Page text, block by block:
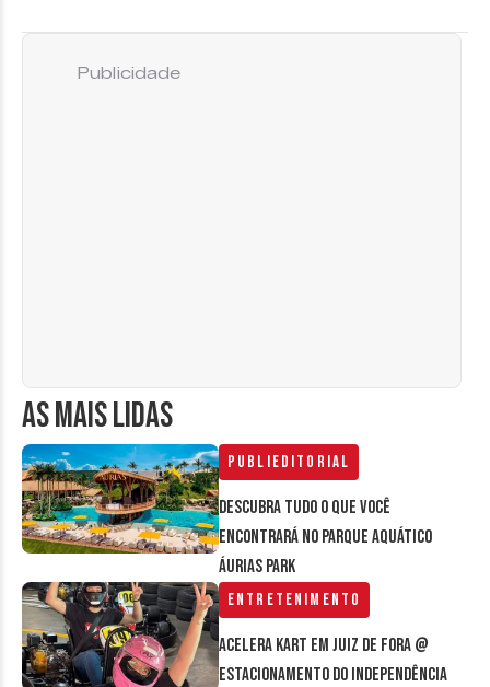
AS MAIS LIDAS
Publieditorial
Descubra tudo o que você
encontrará no parque aquático
Áurias Park
Entretenimento
Acelera Kart em Juiz de Fora @
estacionamento do Independência
Publicidade